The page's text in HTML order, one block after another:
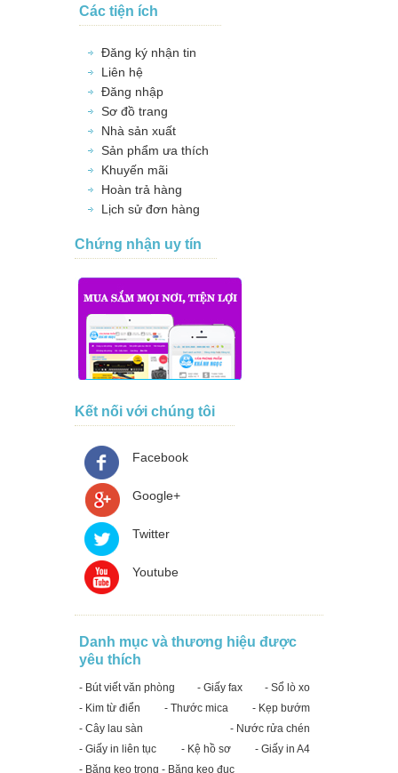
Các tiện ích
Đăng ký nhận tin
Liên hệ
Đăng nhập
Sơ đồ trang
Nhà sản xuất
Sản phẩm ưa thích
Khuyến mãi
Hoàn trả hàng
Lịch sử đơn hàng
Chứng nhận uy tín
Kết nối với chúng tôi
Facebook
Google+
Twitter
Youtube
Danh mục và thương hiệu được
yêu thích
- Bút viết văn phòng - Giấy fax
- Sổ lò xo
- Kim từ điển
- Thước mica
- Kẹp bướm
- Cây lau sàn
- Nước rửa chén
- Giấy in liên tục
- Kệ hồ sơ
- Giấy in A4
- Băng keo trong - Băng keo đục